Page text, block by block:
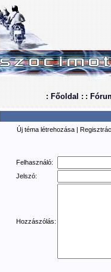
: Főoldal : :
Új téma létrehozása |
Felhasználó:
Jelszó:
Hozzászólás: